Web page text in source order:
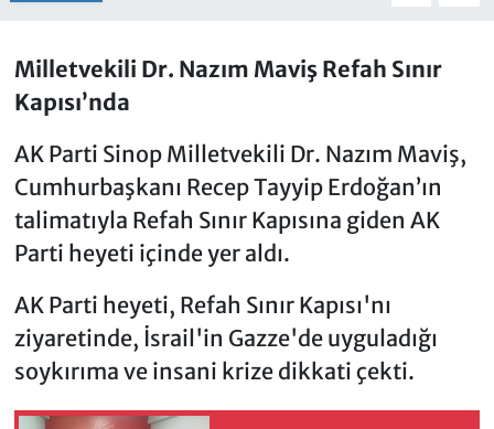
Milletvekili Dr. Nazım Maviş Refah Sınır
Kapısı’nda
AK Parti Sinop Milletvekili Dr. Nazım Maviş,
Cumhurbaşkanı Recep Tayyip Erdoğan’ın
talimatıyla Refah Sınır Kapısına giden AK
Parti heyeti içinde yer aldı.
AK Parti heyeti, Refah Sınır Kapısı'nı
ziyaretinde, İsrail'in Gazze'de uyguladığı
soykırıma ve insani krize dikkati çekti.